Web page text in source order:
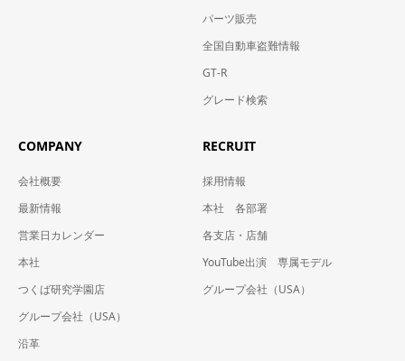
パーツ販売
全国自動車盗難情報
GT-R
グレード検索
COMPANY
会社概要
最新情報
営業日カレンダー
本社
つくば研究学園店
グループ会社（USA）
沿革
RECRUIT
採用情報
本社 各部署
各支店・店舗
YouTube出演 専属モデル
グループ会社（USA）